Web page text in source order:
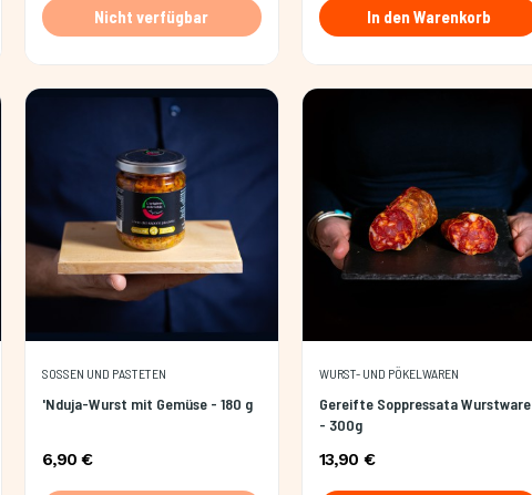
Nicht verfügbar In den Warenkorb
SOSSEN UND PASTETEN
'Nduja-Wurst mit Gemüse - 180 g
6,90 €
WURST- UND PÖKELWAREN
Gereifte Soppressata Wurstware
- 300g
13,90 €